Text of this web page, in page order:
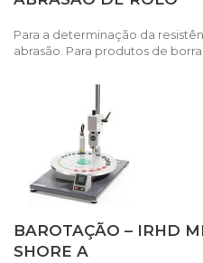
Para a determinação da
abrasão. Para produtos de
BAROTAÇÃO – IRHD
SHORE A